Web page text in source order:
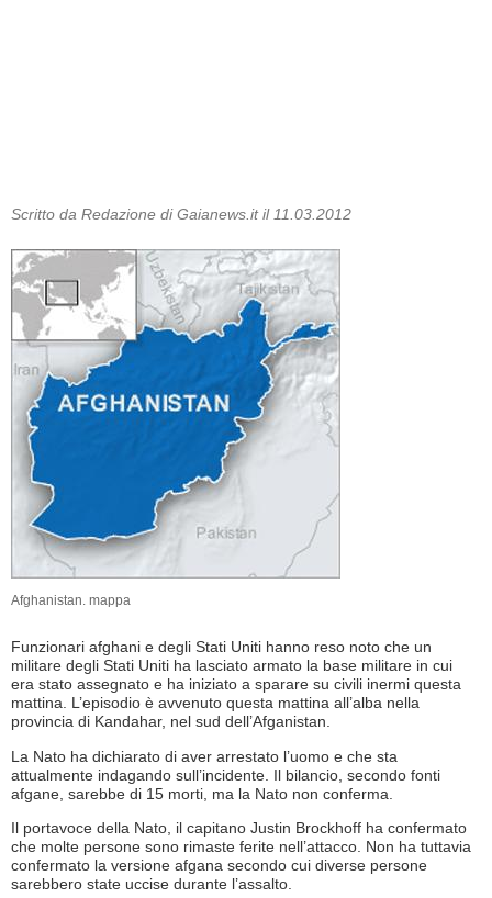
Scritto da Redazione di Gaianews.it il 11.03.2012
Afghanistan. mappa
Funzionari afghani e degli Stati Uniti hanno reso noto che un
militare degli Stati Uniti ha lasciato armato la base militare in cui
era stato assegnato e ha iniziato a sparare su civili inermi questa
mattina. L’episodio è avvenuto questa mattina all’alba nella
provincia di Kandahar, nel sud dell’Afganistan.
La Nato ha dichiarato di aver arrestato l’uomo e che sta
attualmente indagando sull’incidente. Il bilancio, secondo fonti
afgane, sarebbe di 15 morti, ma la Nato non conferma.
Il portavoce della Nato, il capitano Justin Brockhoff ha confermato
che molte persone sono rimaste ferite nell’attacco. Non ha tuttavia
confermato la versione afgana secondo cui diverse persone
sarebbero state uccise durante l’assalto.